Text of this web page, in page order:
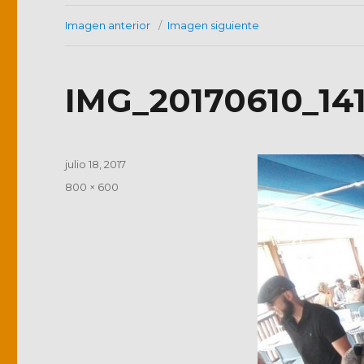
Imagen anterior Imagen siguiente
Publicado
julio 18, 2017
Tamaño
800 × 600